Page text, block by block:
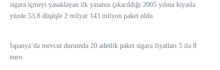
sigara içmeyi yasaklayan ilk yasanın çıkarıldığı 2005 yılına kıyasla
yüzde 53,8 düşüşle 2 milyar 143 milyon paket oldu.
İspanya’da mevcut durumda 20 adetlik paket sigara fiyatları 5 ila 8
euro.